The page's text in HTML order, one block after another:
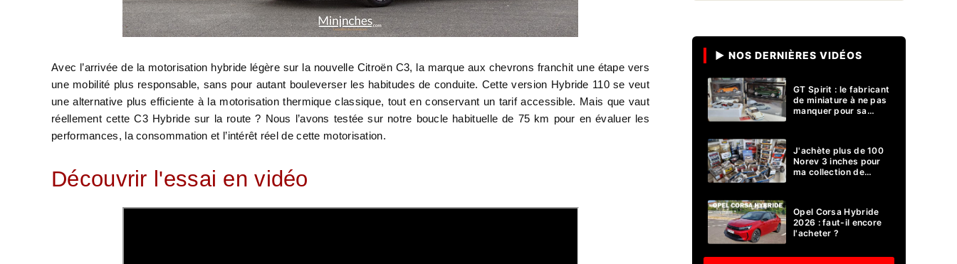
Avec l’arrivée de la motorisation hybride légère sur la nouvelle Citroën C3, la marque aux chevrons franchit une étape vers
une mobilité plus responsable, sans pour autant bouleverser les habitudes de conduite. Cette version Hybride 110 se veut
une alternative plus efficiente à la motorisation thermique classique, tout en conservant un tarif accessible. Mais que vaut
réellement cette C3 Hybride sur la route ? Nous l’avons testée sur notre boucle habituelle de 75 km pour en évaluer les
performances, la consommation et l’intérêt réel de cette motorisation.
Découvrir l'essai en vidéo
▶ NOS DERNIÈRES VIDÉOS
GT Spirit : le fabricant
de miniature à ne pas
manquer pour sa
J'achète plus de 100
Norev 3 inches pour
ma collection de
Opel Corsa Hybride
2026 : faut-il encore
l'acheter ?